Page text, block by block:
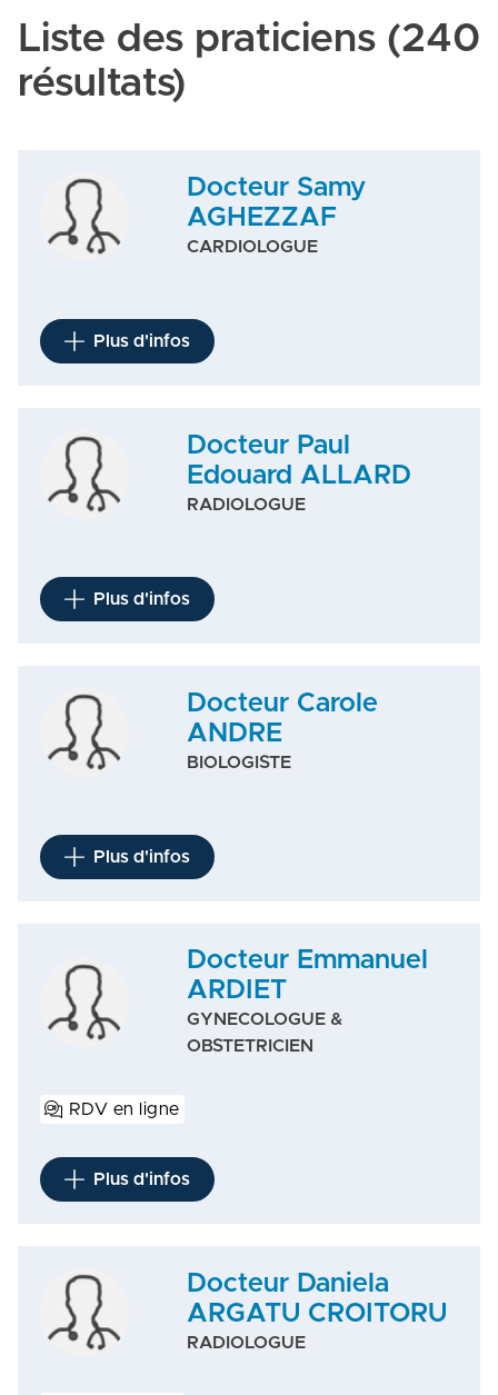
Liste des praticiens (240
résultats)
Docteur Samy
AGHEZZAF
CARDIOLOGUE
Plus d'infos
Docteur Paul
Edouard ALLARD
RADIOLOGUE
Plus d'infos
Docteur Carole
ANDRE
BIOLOGISTE
Plus d'infos
Docteur Emmanuel
ARDIET
GYNECOLOGUE &
OBSTETRICIEN
RDV en ligne
Plus d'infos
Docteur Daniela
ARGATU CROITORU
RADIOLOGUE